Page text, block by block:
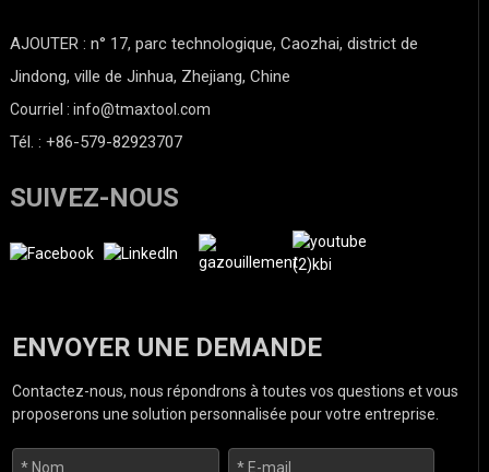
AJOUTER : n° 17, parc technologique, Caozhai, district de
Jindong, ville de Jinhua, Zhejiang, Chine
Courriel : info@tmaxtool.com
Tél. : +86-579-82923707
SUIVEZ-NOUS
ENVOYER UNE DEMANDE
Contactez-nous, nous répondrons à toutes vos questions et vous
proposerons une solution personnalisée pour votre entreprise.